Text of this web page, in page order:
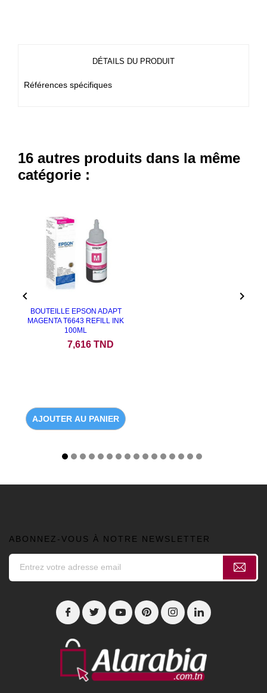
DÉTAILS DU PRODUIT
Références spécifiques
16 autres produits dans la même
catégorie :
BOUTEILLE EPSON ADAPT
MAGENTA T6643 REFILL INK
100ML
7,616 TND
AJOUTER AU PANIER
 
ABONNEZ-VOUS À NOTRE NEWSLETTER